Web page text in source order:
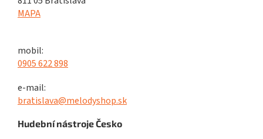
MAPA
mobil:
0905 622 898
e-mail:
bratislava@melodyshop.sk
Hudební nástroje Česko